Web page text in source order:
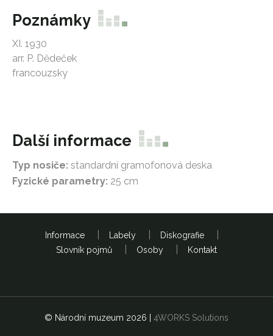
Poznámky
XI. 1930
arr. P. Dědeček
francouzsky
Další informace
Typ nosiče: standardní gramofonová deska
Fyzické parametry: 25 cm
Informace Labely
Diskografie
Slovník pojmů
Osoby Kontakt
© Národní muzeum 2026 4WORKS Solutions